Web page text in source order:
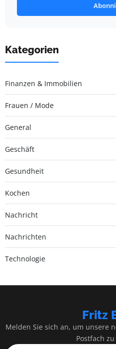
Kategorien
Finanzen & Immobilien
Frauen / Mode
General
Geschäft
Gesundheit
Kochen
Nachricht
Nachrichten
Technologie
Fritz
Melden Sie sich an, um unsere
Postfach